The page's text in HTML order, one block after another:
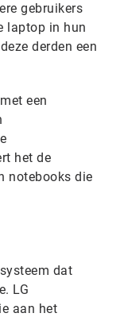
gebruikers
laptop in hun
derden een
een
het de
notebooks die
dat
LG
aan het